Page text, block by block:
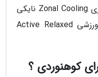
خواهید تی شرت آستین کوتاه سری Zonal Cooling نایکی
را انتخاب کنید و یا سراغ تاپ ورزشی Active Relaxed
کوهنوردی ؟